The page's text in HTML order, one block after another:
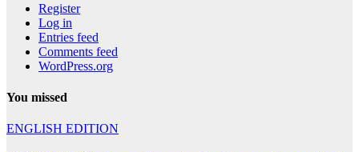
Register
Log in
Entries feed
Comments feed
WordPress.org
You missed
ENGLISH EDITION